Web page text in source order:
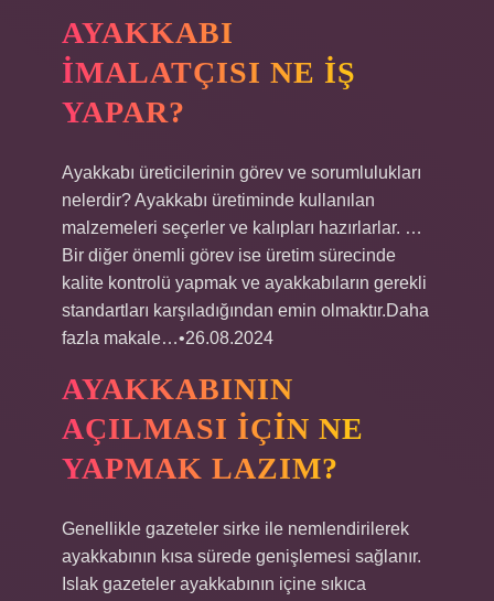
AYAKKABI
IMALATÇISI NE IŞ
YAPAR?
Ayakkabı üreticilerinin görev ve sorumlulukları
nelerdir? Ayakkabı üretiminde kullanılan
malzemeleri seçerler ve kalıpları hazırlarlar. …
Bir diğer önemli görev ise üretim sürecinde
kalite kontrolü yapmak ve ayakkabıların gerekli
standartları karşıladığından emin olmaktır.Daha
fazla makale…•26.08.2024
AYAKKABININ
AÇILMASI IÇIN NE
YAPMAK LAZIM?
Genellikle gazeteler sirke ile nemlendirilerek
ayakkabının kısa sürede genişlemesi sağlanır.
Islak gazeteler ayakkabının içine sıkıca